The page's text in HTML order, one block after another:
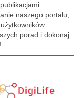
naszego portalu,
porad i dokonaj